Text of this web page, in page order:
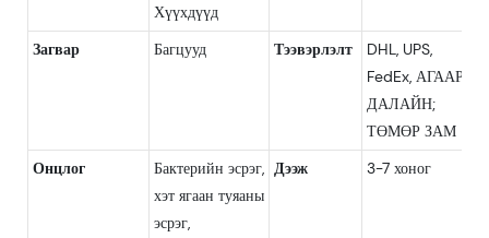
Хүүхдүүд
Загвар Багцууд Тээвэрлэлт
DHL, UPS,
FedEx, АГААР,
ДАЛАЙН;
ТӨМӨР ЗАМ
Онцлог
Бактерийн эсрэг,
хэт ягаан туяаны
эсрэг,
Дээж 3-7 хоног